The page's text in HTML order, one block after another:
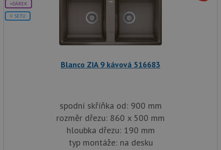
+DÁREK
V SETU
Blanco ZIA 9 kávová 516683
spodní skříňka od: 900 mm
rozměr dřezu: 860 x 500 mm
hloubka dřezu: 190 mm
typ montáže: na desku